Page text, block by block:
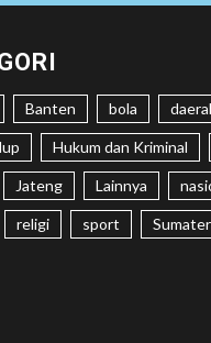
Banten bola
Hukum dan Kriminal
Jateng Lainnya
religi sport